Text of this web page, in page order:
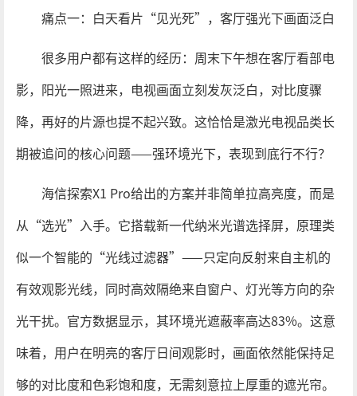
痛点一：白天看片“见光死”，客厅强光下画面泛白
很多用户都有这样的经历：周末下午想在客厅看部电
影，阳光一照进来，电视画面立刻发灰泛白，对比度骤
降，再好的片源也提不起兴致。这恰恰是激光电视品类长
期被追问的核心问题——强环境光下，表现到底行不行？
海信探索X1 Pro给出的方案并非简单拉高亮度，而是
从“选光”入手。它搭载新一代纳米光谱选择屏，原理类
似一个智能的“光线过滤器”——只定向反射来自主机的
有效观影光线，同时高效隔绝来自窗户、灯光等方向的杂
光干扰。官方数据显示，其环境光遮蔽率高达83%。这意
味着，用户在明亮的客厅日间观影时，画面依然能保持足
够的对比度和色彩饱和度，无需刻意拉上厚重的遮光帘。